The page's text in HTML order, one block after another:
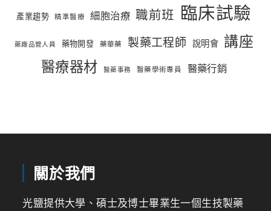
產業趨勢 精準醫療 細胞治療 職前班 臨床試驗
藥廠品管人員 藥物開發 藥華藥 製藥工程師 說明會 講座
醫療器材 醫藥事務 醫藥學術專員 醫藥行銷
關於我們
光鹽提供大學、碩士及博士畢業生一個生技製藥